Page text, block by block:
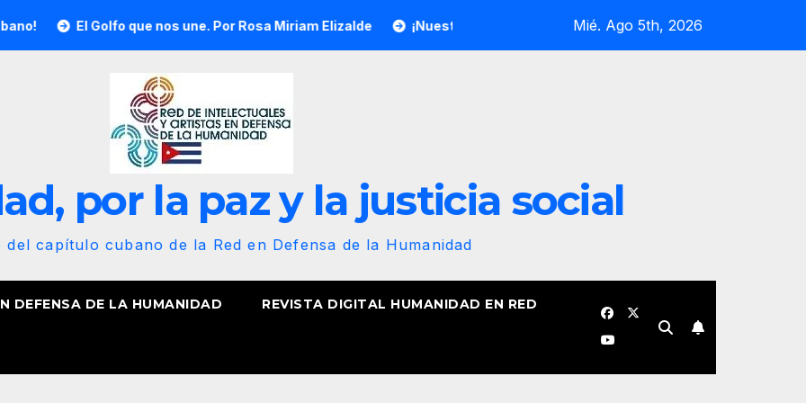
Golfo que nos une. Por Rosa Miriam Elizalde ¡Nuestra bandera revolucionaria no se plegará jamás! Por Bruno
Mié. Ago 5th, 2026
por la paz y la justicia social
del capítulo cubano de la Red en Defensa de la Humanidad
DEFENSA DE LA HUMANIDAD REVISTA DIGITAL HUMANIDAD EN RED